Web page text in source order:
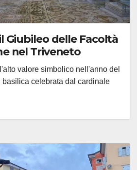
Giubileo delle Facoltà
nel Triveneto
valore simbolico nell'anno del
basilica celebrata dal cardinale